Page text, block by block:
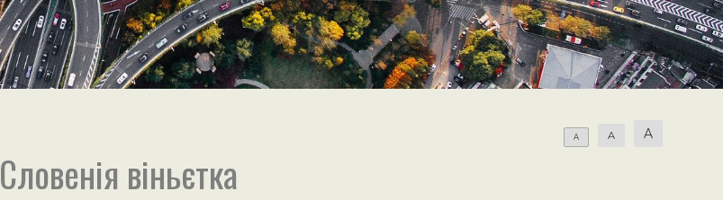
A A A
Словенія віньєтка